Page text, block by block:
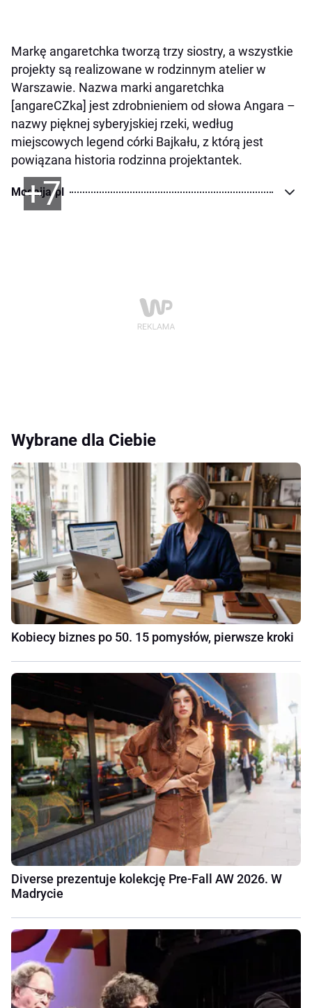
Markę angaretchka tworzą trzy siostry, a wszystkie
projekty są realizowane w rodzinnym atelier w
Warszawie. Nazwa marki angaretchka
[angareCZka] jest zdrobnieniem od słowa Angara –
nazwy pięknej syberyjskiej rzeki, według
miejscowych legend córki Bajkału, z którą jest
powiązana historia rodzinna projektantek.
+7
Modaija.pl
Wybrane dla Ciebie
Kobiecy biznes po 50. 15 pomysłów, pierwsze kroki
Diverse prezentuje kolekcję Pre-Fall AW 2026. W
Madrycie